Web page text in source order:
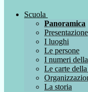
Scuola
Panoramica
Presentazione
I luoghi
Le persone
I numeri
Le carte
La storia